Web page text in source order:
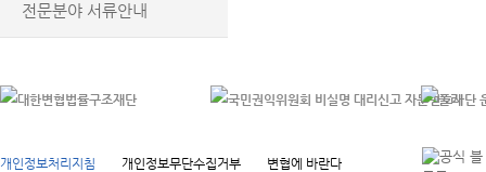
전문분야 서류안내
개인정보처리지침 개인정보무단수집거부
변협에 바란다